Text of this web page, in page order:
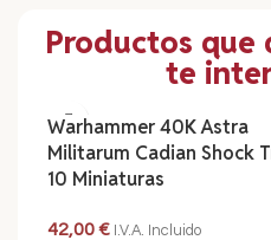
Productos que
te
Warhammer 40K Astra
Militarum Cadian Shock
10 Miniaturas
42,00€ I.V.A. Incluido